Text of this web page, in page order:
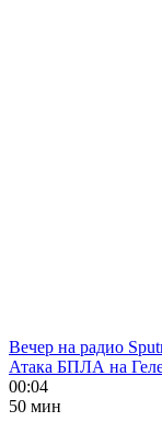
Вечер на радио
Атака БПЛА на
00:04
50 мин